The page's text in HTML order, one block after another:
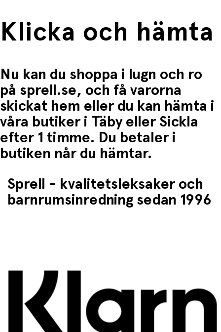
Klicka och hämta
Nu kan du shoppa i lugn och ro
på sprell.se, och få varorna
skickat hem eller du kan hämta i
våra butiker i Täby eller Sickla
efter 1 timme. Du betaler i
butiken når du hämtar.
Sprell - kvalitetsleksaker och
barnrumsinredning sedan 1996